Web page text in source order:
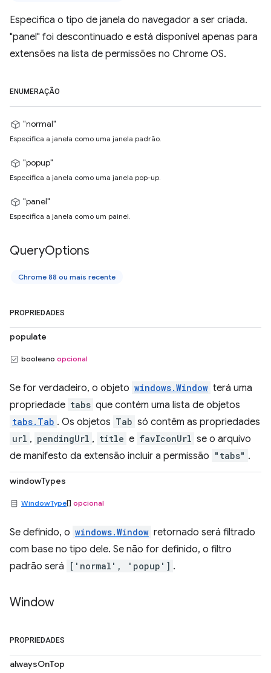
Especifica o tipo de janela do navegador a ser criada.
"panel" foi descontinuado e está disponível apenas para
extensões na lista de permissões no Chrome OS.
ENUMERAÇÃO
"normal"
Especifica a janela como uma janela padrão.
"popup"
Especifica a janela como uma janela pop-up.
"panel"
Especifica a janela como um painel.
QueryOptions
Chrome 88 ou mais recente
PROPRIEDADES
populate
booleano opcional
Se for verdadeiro, o objeto windows.Window terá uma
propriedade tabs que contém uma lista de objetos
tabs.Tab . Os objetos Tab só contêm as propriedades
url , pendingUrl , title e favIconUrl se o arquivo
de manifesto da extensão incluir a permissão "tabs" .
windowTypes
WindowType[] opcional
Se definido, o windows.Window retornado será filtrado
com base no tipo dele. Se não for definido, o filtro
padrão será
['normal', 'popup'] .
Window
PROPRIEDADES
alwaysOnTop